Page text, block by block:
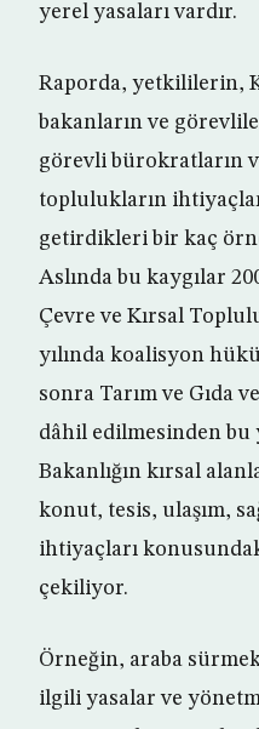
yerel yasaları vardır.
Raporda, yetkililerin,
bakanların ve
görevli bürokratların
toplulukların
getirdikleri bir kaç
Aslında bu kaygılar
Çevre ve Kırsal
yılında koalisyon
sonra Tarım ve Gıda
dâhil edilmesinden bu
Bakanlığın kırsal
konut, tesis, ulaşım,
ihtiyaçları
çekiliyor.
Örneğin, araba
ilgili yasalar ve